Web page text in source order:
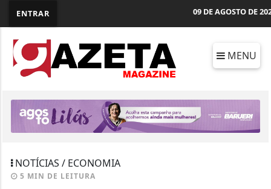
ENTRAR 09 DE AGOSTO DE
MENU
NOTÍCIAS / ECONOMIA
5 MIN DE LEITURA